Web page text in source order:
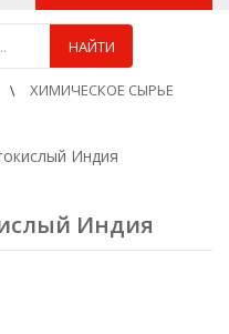
НАЙТИ
ХИМИЧЕСКОЕ СЫРЬЕ
Индия